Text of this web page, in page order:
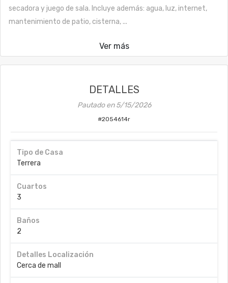
secadora y juego de sala. Incluye además: agua, luz, internet,
mantenimiento de patio, cisterna, ...
Ver más
DETALLES
Pautado en5/15/2026
#2054614r
Tipo de Casa
Terrera
Cuartos
3
Baños
2
Detalles Localización
Cerca de mall